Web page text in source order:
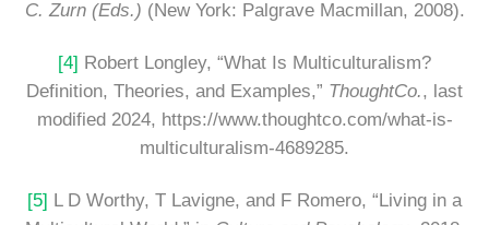
C. Zurn (Eds.) (New York: Palgrave Macmillan, 2008).
[4] Robert Longley, “What Is Multiculturalism?
Definition, Theories, and Examples,” ThoughtCo., last
modified 2024, https://www.thoughtco.com/what-is-
multiculturalism-4689285.
[5] L D Worthy, T Lavigne, and F Romero, “Living in a